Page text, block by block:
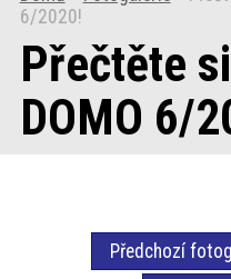
Praxe
Fotogalerie
6/2020!
Přečtěte
DOMO 6/
Předchozí